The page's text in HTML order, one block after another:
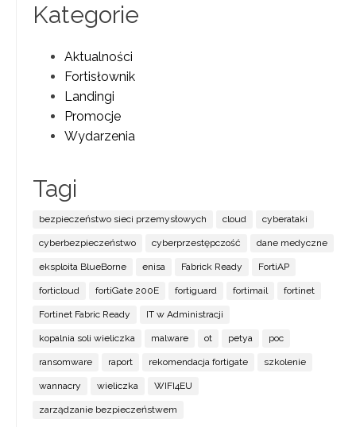
Kategorie
Aktualności
Fortisłownik
Landingi
Promocje
Wydarzenia
Tagi
bezpieczeństwo sieci przemysłowych cloud cyberataki
cyberbezpieczeństwo cyberprzestępczość dane medyczne
eksploita BlueBorne enisa Fabrick Ready FortiAP
forticloud fortiGate 200E fortiguard fortimail fortinet
Fortinet Fabric Ready IT w Administracji
kopalnia soli wieliczka malware ot petya poc
ransomware raport rekomendacja fortigate szkolenie
wannacry wieliczka WIFI4EU
zarządzanie bezpieczeństwem